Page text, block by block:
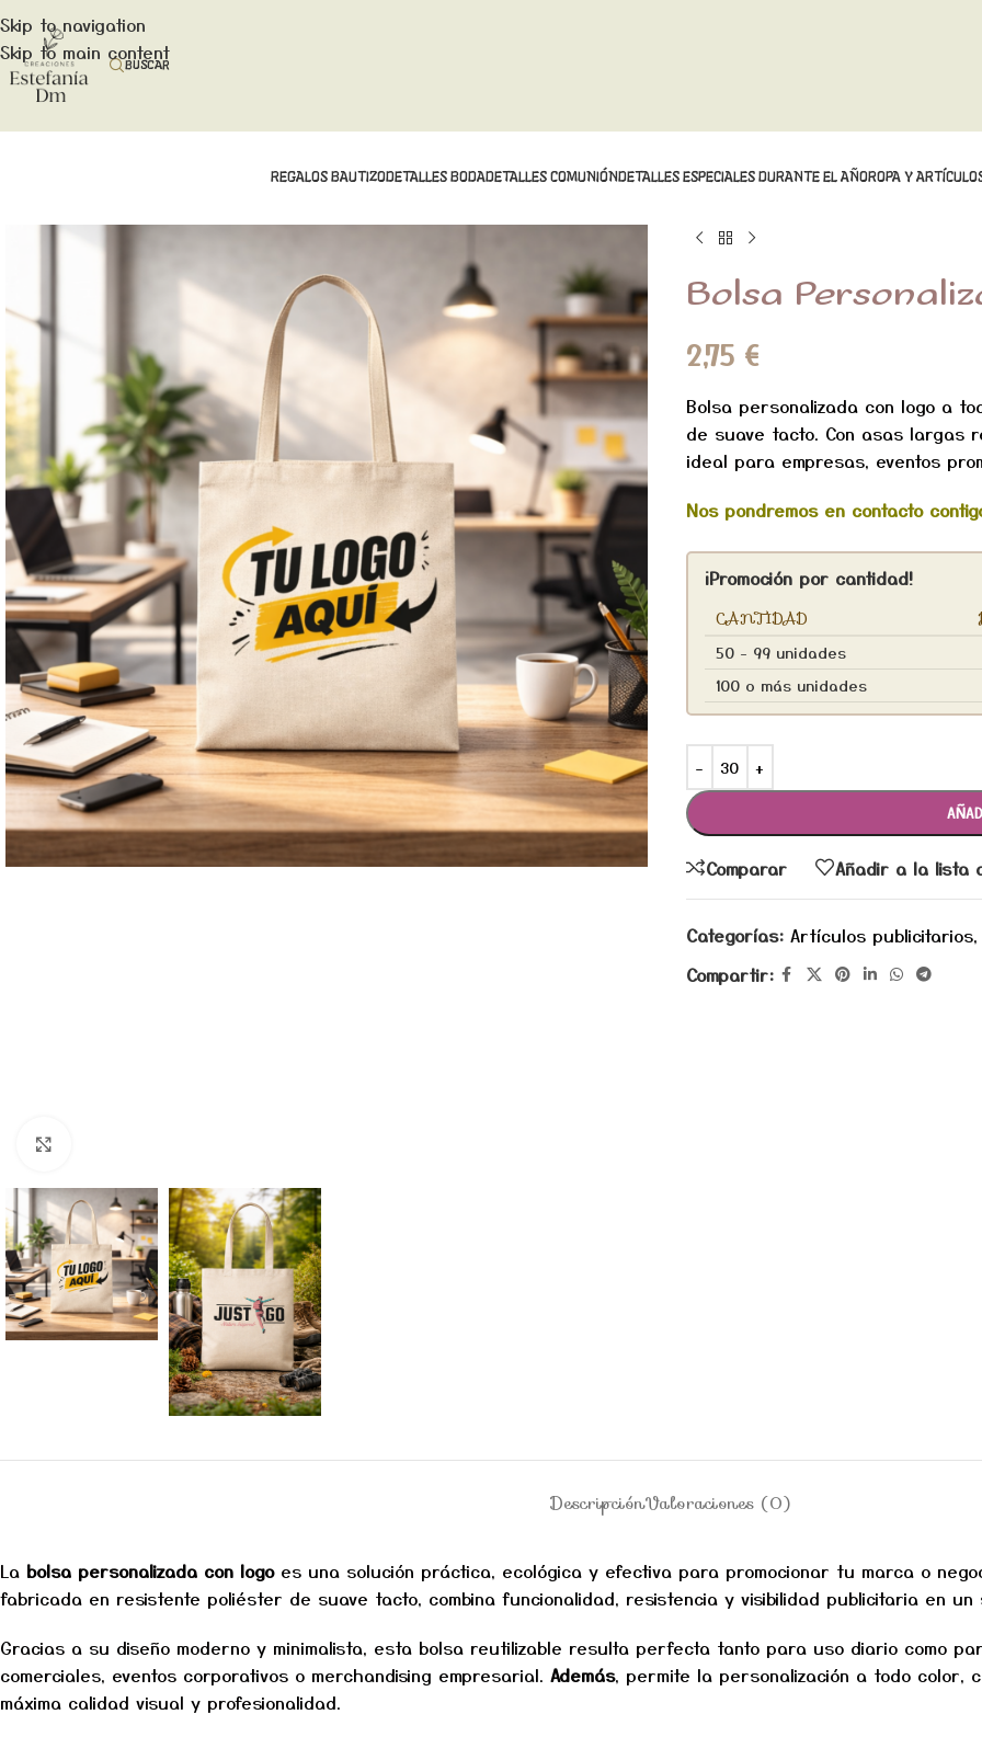
Skip to navigation
Skip to main content
BUSCAR
REGALOS BAUTIZODETALLES BODADETALLES COMUNIÓNDETALLES ESPECIALES DURANTE EL AÑOROPA Y
Bolsa
2,75 €
Bolsa personalizada con logo a
de suave tacto. Con asas largas
ideal para empresas, eventos
Nos pondremos en contacto
¡Promoción por cantidad!
CANTIDAD
50 - 99 unidades
100 o más unidades
Comparar Añadir a la lista
Categorías: Artículos publicitarios,
Compartir:
DescripciónValoraciones (0)
La bolsa personalizada con logoes una solución práctica, ecológica y efectiva para promocionar tu marca o
fabricada en resistente poliéster de suave tacto, combina funcionalidad, resistencia y visibilidad publicitaria en un
Gracias a su diseño moderno y minimalista, esta bolsa reutilizable resulta perfecta tanto para uso diario como
comerciales, eventos corporativos o merchandising empresarial. Además, permite la personalización a todo color,
máxima calidad visual y profesionalidad.